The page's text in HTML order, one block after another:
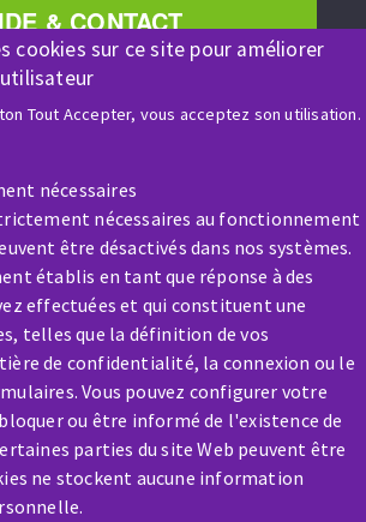
cookies sur ce site pour améliorer
Tout Accepter, vous acceptez son utilisation.
nécessaires
nécessaires au fonctionnement
être désactivés dans nos systèmes.
établis en tant que réponse à des
effectuées et qui constituent une
telles que la définition de vos
de confidentialité, la connexion ou le
Vous pouvez configurer votre
ou être informé de l'existence de
parties du site Web peuvent être
ne stockent aucune information
& CONTACT
? Un renseignement ?
nous
/ RÉPARATION
cassée ? En panne ?
nous